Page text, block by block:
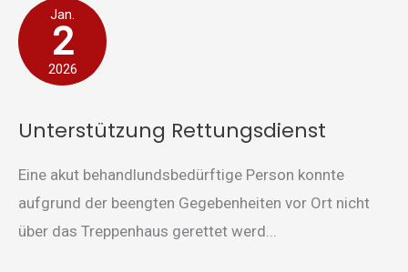
Jan.
2
2026
Unterstützung Rettungsdienst
Eine akut behandlundsbedürftige Person konnte
aufgrund der beengten Gegebenheiten vor Ort nicht
über das Treppenhaus gerettet werd...
Unterstützung
Rettungsdienst